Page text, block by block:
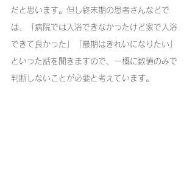
だと思います。但し終末期の患者さんなどで
は、「病院では入浴できなかったけど家で入浴
できて良かった」「最期はきれいになりたい」
といった話を聞きますので、一概に数値のみで
判断しないことが必要と考えています。